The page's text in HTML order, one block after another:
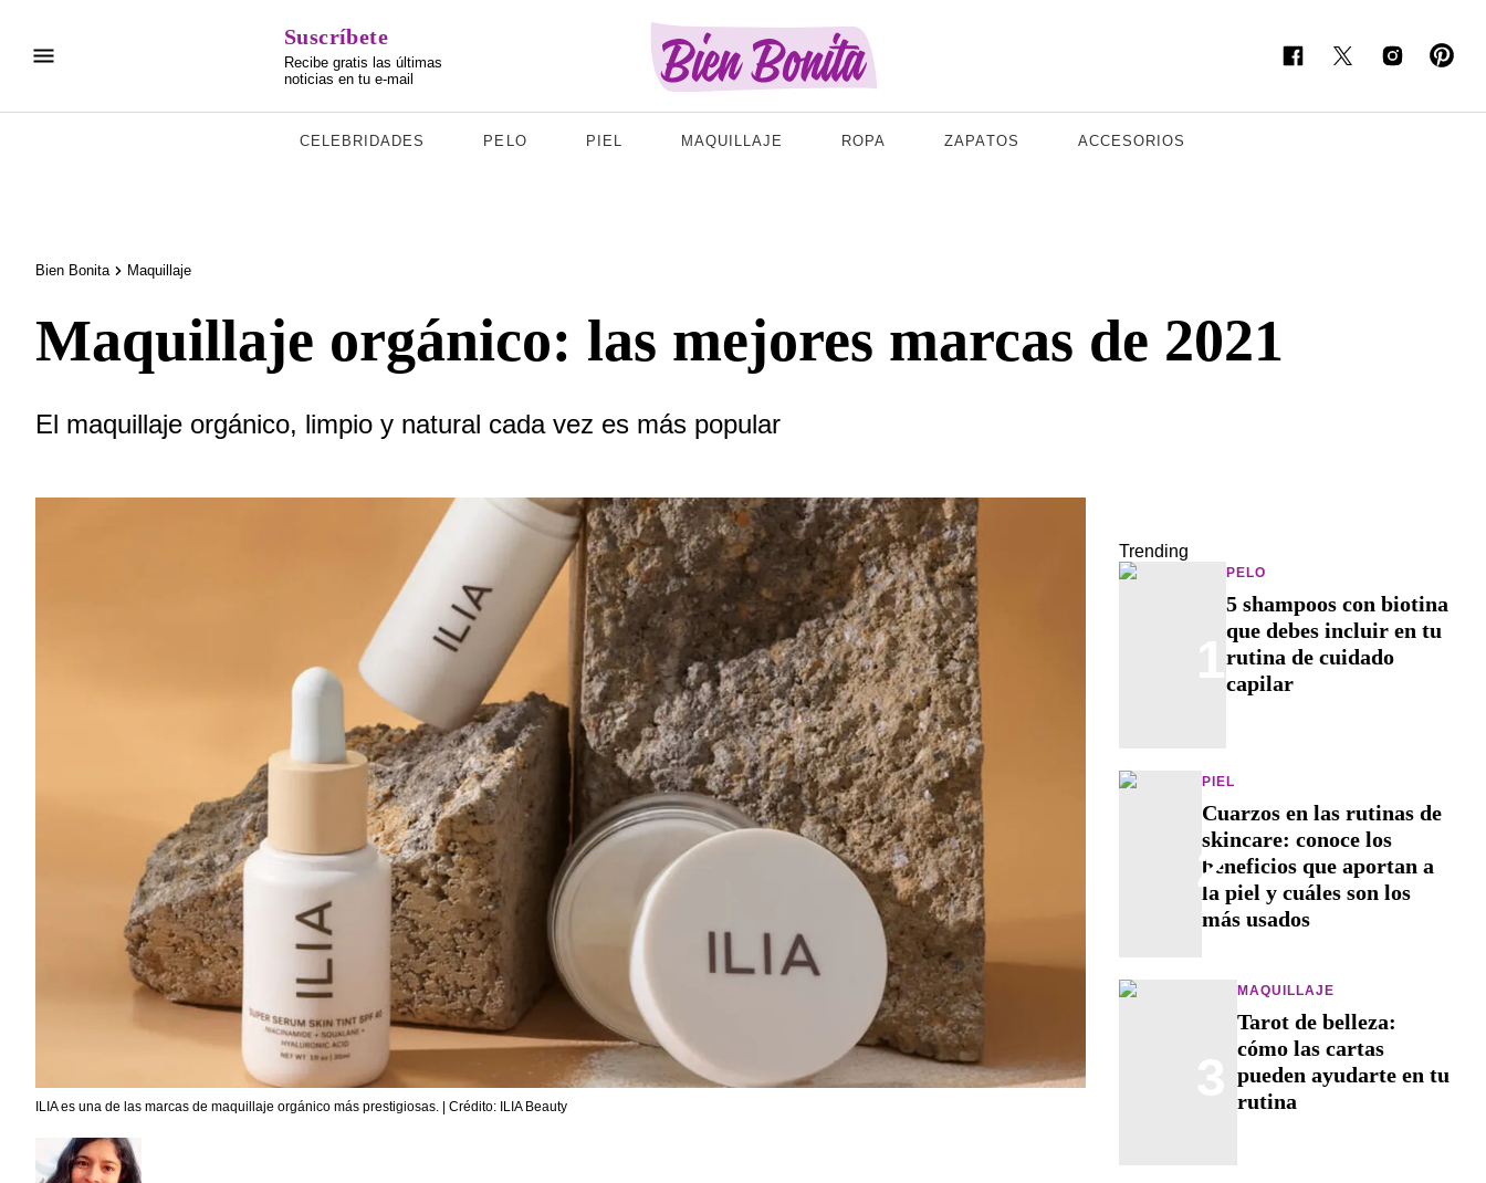
Suscríbete
Recibe gratis las últimas
noticias en tu e-mail
CELEBRIDADES PELO PIEL MAQUILLAJE ROPA ZAPATOS ACCESORIOS
Bien Bonita Maquillaje
Maquillaje orgánico: las mejores marcas de 2021
El maquillaje orgánico, limpio y natural cada vez es más popular
ILIA es una de las marcas de maquillaje orgánico más prestigiosas. | Crédito: ILIA Beauty
Trending
PELO
5 shampoos con biotina
que debes incluir en tu
rutina de cuidado
capilar
2
PIEL
Cuarzos en las rutinas de
skincare: conoce los
beneficios que aportan a
la piel y cuáles son los
más usados
MAQUILLAJE
Tarot de belleza:
cómo las cartas
pueden ayudarte en tu
rutina